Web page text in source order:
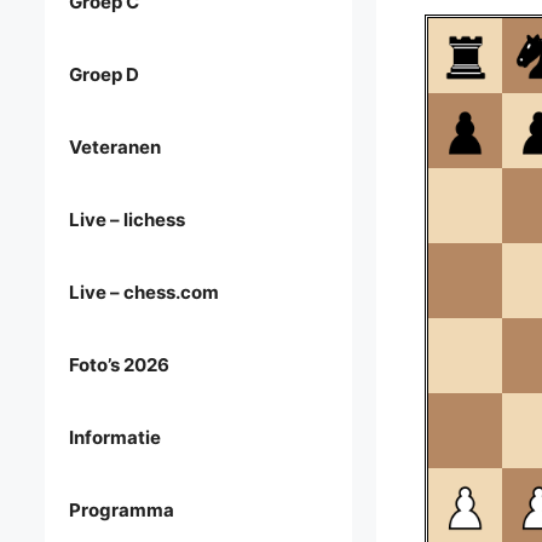
Groep D
Veteranen
Live – lichess
Live – chess.com
Foto’s 2026
Informatie
Programma